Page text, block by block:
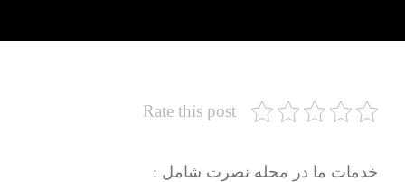
Rate this post
خدمات ما در محله نصرت شامل :